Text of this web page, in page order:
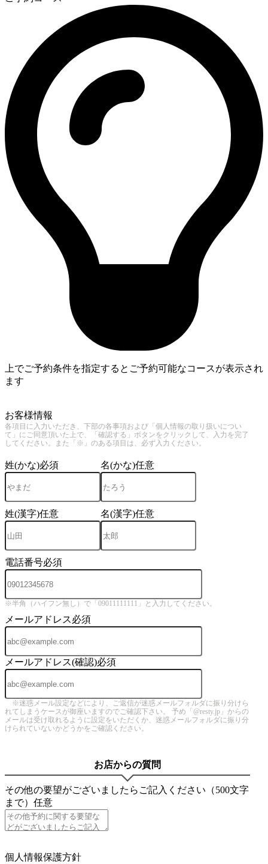
上でご予約条件を指定するとご予約可能なコースが表示され
ます
お客様情報
各項目に入力いただき、下部の各事項および「個人情報の取り扱いについ
て」にご同意頂いた上で、「確認する」ボタンをクリックして、入力を完了
してください。また「※」のある項目は、必ず入力ください。
姓(かな)必須 名(かな)任意
姓(漢字)任意 名(漢字)任意
電話番号必須
※半角（ハイフン無し）で「09011111111」と入力してください。
メールアドレス必須
メールアドレス(確認)必須
※迷惑メール設定などにより、ご返信が迷惑メールフォルダに振り分けら
れてしまうケースが御座いますのでご確認下さい。 予め「@resty.jp」からの
メールは受け取れるように設定をいただくか、迷惑メールフォルダに振り分
けられていないかどうかをご確認ください。
お店からの質問
その他の要望がございましたらご記入ください（500文字
まで） 任意
個人情報保護方針